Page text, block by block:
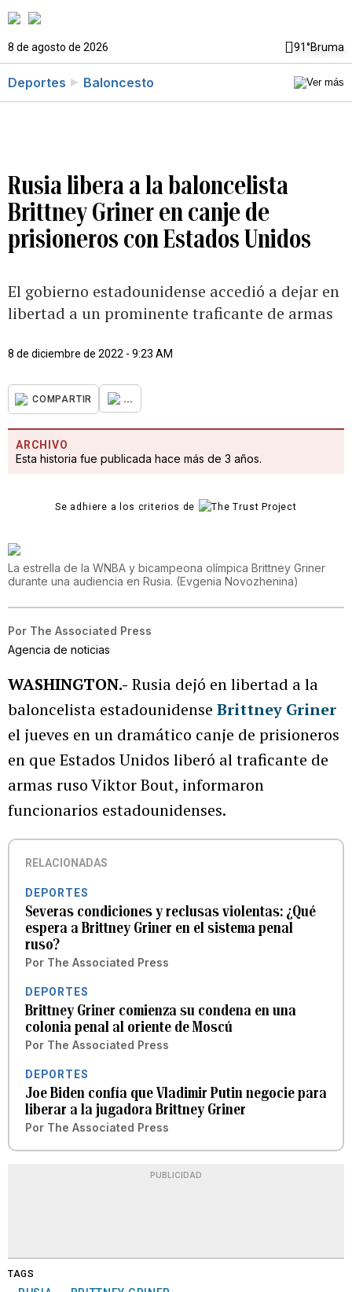
8 de agosto de 2026 91°Bruma
Deportes Baloncesto
Rusia libera a la baloncelista
Brittney Griner en canje de
prisioneros con Estados Unidos
El gobierno estadounidense accedió a dejar en
libertad a un prominente traficante de armas
8 de diciembre de 2022 - 9:23 AM
COMPARTIR ...
ARCHIVO
Esta historia fue publicada hace más de 3 años.
Se adhiere a los criterios de
La estrella de la WNBA y bicampeona olímpica Brittney Griner
durante una audiencia en Rusia. (Evgenia Novozhenina)
Por The Associated Press
Agencia de noticias
WASHINGTON.- Rusia dejó en libertad a la
baloncelista estadounidense Brittney Griner
el jueves en un dramático canje de prisioneros
en que Estados Unidos liberó al traficante de
armas ruso Viktor Bout, informaron
funcionarios estadounidenses.
RELACIONADAS
DEPORTES
Severas condiciones y reclusas violentas: ¿Qué
espera a Brittney Griner en el sistema penal
ruso?
Por The Associated Press
DEPORTES
Brittney Griner comienza su condena en una
colonia penal al oriente de Moscú
Por The Associated Press
DEPORTES
Joe Biden confía que Vladimir Putin negocie para
liberar a la jugadora Brittney Griner
Por The Associated Press
PUBLICIDAD
TAGS